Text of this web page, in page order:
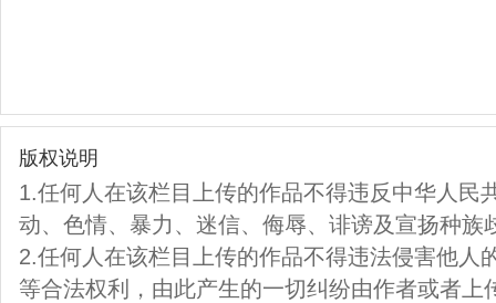
版权说明
1.任何人在该栏目上传的作品不得违反中华人民
动、色情、暴力、迷信、侮辱、诽谤及宣扬种族
2.任何人在该栏目上传的作品不得违法侵害他人
等合法权利，由此产生的一切纠纷由作者或者上